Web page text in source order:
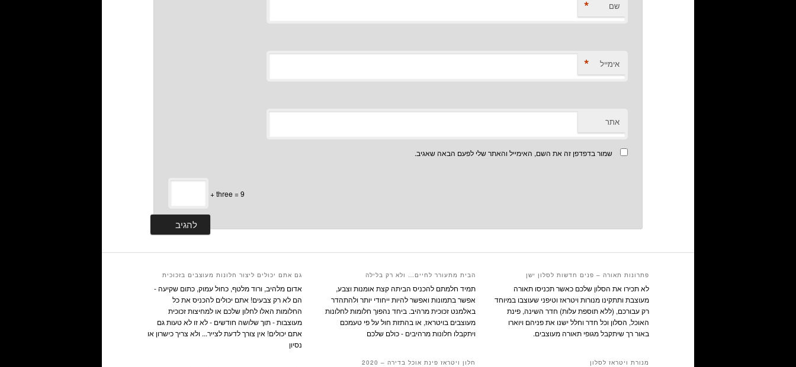
שם *
אימייל *
אתר
שמור בדפדפן זה את השם, האימייל והאתר שלי לפעם הבאה שאגיב.
+ three = 9
פתרונות תאורה – פנים חדשות לסלון ישן
לא תכירו את הסלון שלכם כאשר תכניסו תאורה
מעוצבת ותתקינו מנורות ויטראז וטיפני שעוצבו במיוחד
רק עבורכם, (ללא תוספת עלות) חדר השינה, פינת
האוכל, הסלון וכל חדר וחלל ישנו את פניהם ויוארו
באור רך שיתקבל מגופי תאורה מעוצבים.
מנורת ויטראז לסלון
הבית מתעורר לחיים… ולא רק בלילה
תמיד חלמתם להכניס הביתה קצת אומנות וצבע,
אפשר בתמונות ואפשר להיות ייחודי יותר ולהתהדר
באלמנט זכוכית מרהיב. ביחד נהפוך חלומות לחלונות
מעוצבים בויטראז, או בהתזת חול על פי טעמכם
ויתקבלו חלונות מרהיבים - כולם שלכם
חלון ויטראז פינת אוכל בדירה – 2020
גם אתם יכולים ליצור חלונות מעוצבים בזכוכית
אדום מלהיב, ורוד מלטף, כחול עמוק, כתום שקיעה -
הם לא רק צבעים! אתם יכולים להכניס את כל
החלומות האלו לחלון שלכם או למחיצות זכוכית
מעוצבות - תוך שלושה חודשים - לא זו לא טעות גם
אתם יכולים! אין צורך לדעת לצייר... ולא צריך כישרון או
נסיון